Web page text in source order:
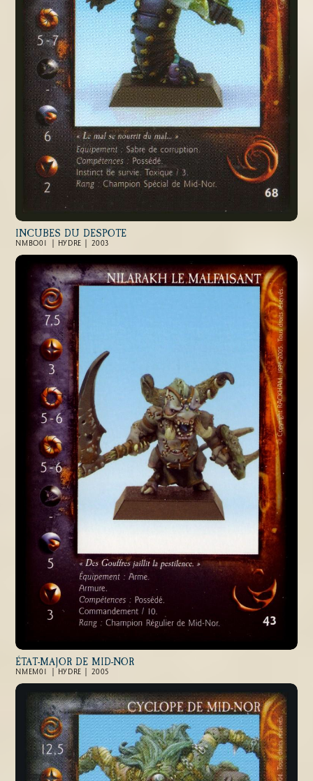
INCUBES DU DESPOTE
NMBO01 | HYDRE | 2003
ÉTAT-MAJOR DE MID-NOR
NMEM01 | HYDRE | 2005